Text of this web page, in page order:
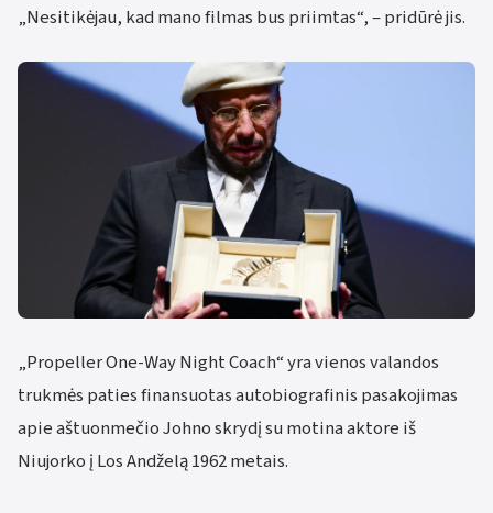
„Nesitikėjau, kad mano filmas bus priimtas“, – pridūrė jis.
„Propeller One-Way Night Coach“ yra vienos valandos
trukmės paties finansuotas autobiografinis pasakojimas
apie aštuonmečio Johno skrydį su motina aktore iš
Niujorko į Los Andželą 1962 metais.